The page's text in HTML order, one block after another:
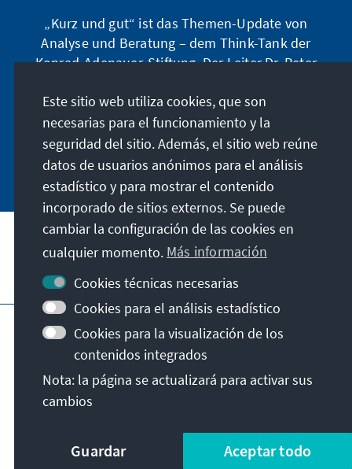
„Kurz und gut“ ist das Themen-Update von
Analyse und Beratung – dem Think-Tank der
Konrad-Adenauer-Stiftung. Der Leiter Dr. Peter
Abständen in aller Kürze über Themen, die wir
für unsere nahe Zukunft für wichtig halten.
Jetzt abonnieren
Visita también
Pie de imprenta
Condiciones de uso
Declaración sobre accesibilidad
Barriere melden
© Konrad-Adenauer-Stiftung e.V. 2026
Este sitio web utiliza cookies, que son
necesarias para el funcionamiento y la
seguridad del sitio. Además, el sitio web reúne
datos de usuarios anónimos para el análisis
estadístico y para mostrar el contenido
incorporado de sitios externos. Se puede
cambiar la configuración de las cookies en
cualquier momento. Más información
Cookies técnicas necesarias
Cookies para el análisis estadístico
Cookies para la visualización de los
contenidos integrados
Nota: la página se actualizará para activar sus
cambios
Guardar Aceptar todo